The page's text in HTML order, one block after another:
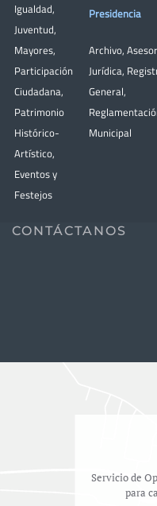
Igualdad,
Juventud,
Mayores,
Participación
Ciudadana,
Patrimonio
Histórico-
Artístico,
Eventos y
Festejos
Presidencia
Archivo,
Jurídica,
General,
Municipal
CONTÁCTANOS
Servicio de
para